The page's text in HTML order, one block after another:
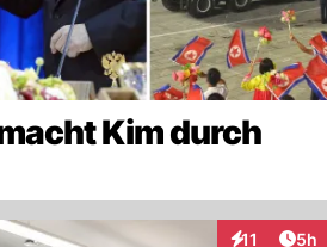
Kim durch
11 5h